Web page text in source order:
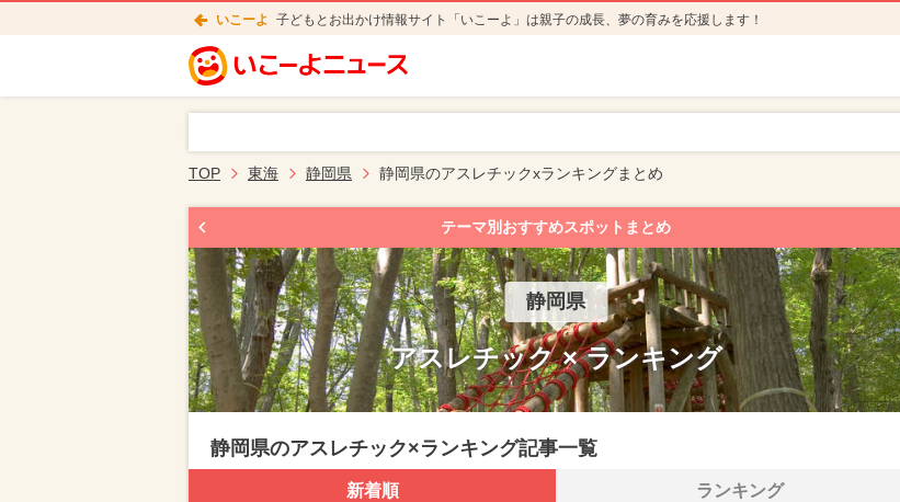
いこーよ 子どもとお出かけ情報サイト「いこーよ」は親子の成長、夢の育みを応援します！
TOP 東海 静岡県 静岡県のアスレチックxランキングまとめ
テーマ別おすすめスポットまとめ
静岡県
アスレチック × ランキング
静岡県のアスレチック×ランキング記事一覧
新着順 ランキング